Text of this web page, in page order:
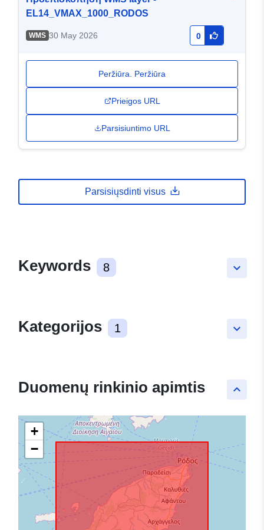
EL14_VMAX_1000_RODOS
WMS 30 May 2026 0
Peržiūra. Peržiūra
Prieigos URL
Parsisiuntimo URL
Parsisiųsdinti visus
keyboard_arrow_down
Keywords 8
keyboard_arrow_down
Kategorijos 1
keyboard_arrow_up
Duomenų rinkinio apimtis
+
−